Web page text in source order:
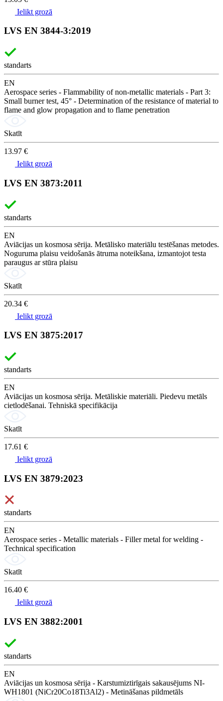
Ielikt grozā
LVS EN 3844-3:2019
standarts
EN
Aerospace series - Flammability of non-metallic materials - Part 3:
Small burner test, 45° - Determination of the resistance of material to
flame and glow propagation and to flame penetration
Skatīt
13.97 €
Ielikt grozā
LVS EN 3873:2011
standarts
EN
Aviācijas un kosmosa sērija. Metālisko materiālu testēšanas metodes.
Noguruma plaisu veidošanās ātruma noteikšana, izmantojot testa
paraugus ar stūra plaisu
Skatīt
20.34 €
Ielikt grozā
LVS EN 3875:2017
standarts
EN
Aviācijas un kosmosa sērija. Metāliskie materiāli. Piedevu metāls
cietlodēšanai. Tehniskā specifikācija
Skatīt
17.61 €
Ielikt grozā
LVS EN 3879:2023
standarts
EN
Aerospace series - Metallic materials - Filler metal for welding -
Technical specification
Skatīt
16.40 €
Ielikt grozā
LVS EN 3882:2001
standarts
EN
Aviācijas un kosmosa sērija - Karstumiztirīgais sakausējums NI-
WH1801 (NiCr20Co18Ti3Al2) - Metināšanas pildmetāls